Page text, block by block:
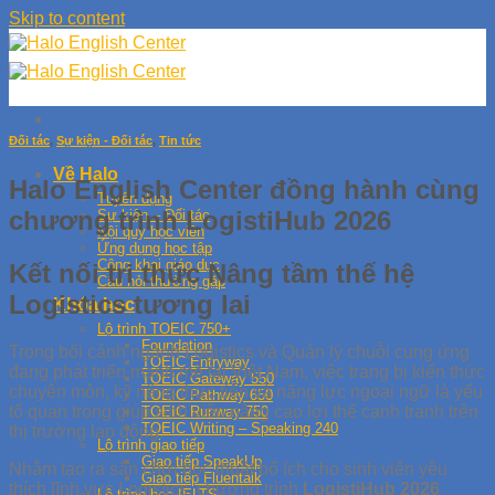
Skip to content
Về Halo
Tuyển dụng
Sự kiện – Đối tác
Nội quy học viên
Ứng dụng học tập
Công khai giáo dục
Câu hỏi thường gặp
Khóa học
Lộ trình TOEIC 750+
Foundation
TOEIC Entryway
TOEIC Gateway 550
TOEIC Pathway 650
TOEIC Runway 750
TOEIC Writing – Speaking 240
Lộ trình giao tiếp
Giao tiếp SpeakUp
Giao tiếp Fluentalk
Đối tác, Sự kiện - Đối tác, Tin tức
Halo English Center đồng hành cùng
chương trình LogistiHub 2026
Kết nối tri thức Nâng tầm thế hệ
Logistics tương lai
Trong bối cảnh ngành Logistics và Quản lý chuỗi cung ứng
đang phát triển mạnh mẽ tại Việt Nam, việc trang bị kiến thức
chuyên môn, kỹ năng thực tiễn và năng lực ngoại ngữ là yếu
tố quan trọng giúp sinh viên nâng cao lợi thế cạnh tranh trên
thị trường lao động.
Nhằm tạo ra sân chơi học thuật bổ ích cho sinh viên yêu
thích lĩnh vực Logistics, chương trình LogistiHub 2026